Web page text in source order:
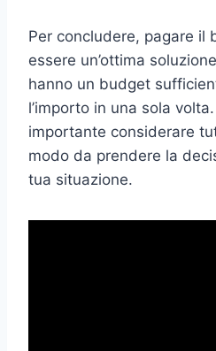
Per concludere, pagare il
essere un’ottima
hanno un budget
l’importo in una sola
importante considerare
modo da prendere la
tua situazione.